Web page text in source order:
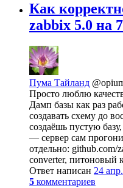
Как
zabbix 5.0 на
Пума Тайланд
Просто люблю
Дамп базы как раз
создавать схему до
создаёшь пустую
— сервер сам
отдельно: github.com/
converter, питоновый
Ответ написан 24 апр.
5 комментариев